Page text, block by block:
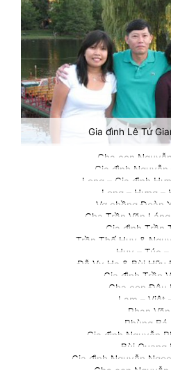
Gia đình Lê Tứ
Cha con
Gia đình
Long – Gia đình
Long – Hưng –
Vợ chồng Đoàn
Cha Trần Văn
Gia đình Trần
Trần Thế Huy &
Huy – Túc
Đỗ Vy Hạ & Bùi Hữu
Gia đình Trần
Cha con Đậu
Lam – Việt
Phan
Phùng Bá
Gia đình Nguyễn
Bùi Quang
Gia đình Nguyễn